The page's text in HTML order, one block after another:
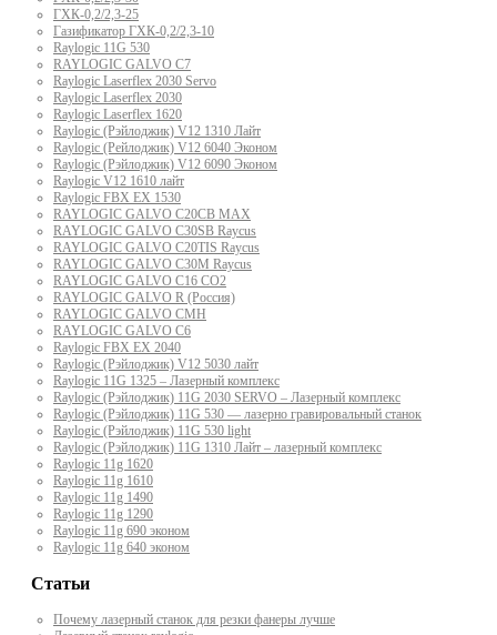
ГХК-0,2/2,3-25
Газификатор ГХК-0,2/2,3-10
Raylogic 11G 530
RAYLOGIC GALVO С7
Raylogic Laserflex 2030 Servo
Raylogic Laserflex 2030
Raylogic Laserflex 1620
Raylogic (Рэйлоджик) V12 1310 Лайт
Raylogic (Рейлоджик) V12 6040 Эконом
Raylogic (Рэйлоджик) V12 6090 Эконом
Raylogic V12 1610 лайт
Raylogic FBX EX 1530
RAYLOGIC GALVO С20CB MAX
RAYLOGIC GALVO С30SB Raycus
RAYLOGIC GALVO C20TIS Raycus
RAYLOGIC GALVO С30M Raycus
RAYLOGIC GALVO С16 CO2
RAYLOGIC GALVO R (Россия)
RAYLOGIC GALVO CMH
RAYLOGIC GALVO С6
Raylogic FBX EX 2040
Raylogic (Рэйлоджик) V12 5030 лайт
Raylogic 11G 1325 – Лазерный комплекс
Raylogic (Рэйлоджик) 11G 2030 SERVO – Лазерный комплекс
Raylogic (Рэйлоджик) 11G 530 — лазерно гравировальный станок
Raylogic (Рэйлоджик) 11G 530 light
Raylogic (Рэйлоджик) 11G 1310 Лайт – лазерный комплекс
Raylogic 11g 1620
Raylogic 11g 1610
Raylogic 11g 1490
Raylogic 11g 1290
Raylogic 11g 690 эконом
Raylogic 11g 640 эконом
Статьи
Почему лазерный станок для резки фанеры лучше